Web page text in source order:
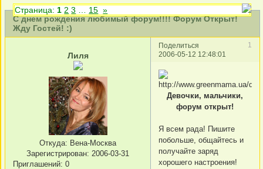
С днем рождения любимый форум!!!! Форум Открыт!
Жду Гостей! :)
Страница: 1 2 3 15 »
Поделиться
1
2006-05-12 12:48:01
Лиля
Откуда: Вена-Москва
Зарегистрирован: 2006-03-31
Приглашений: 0
Девочки, мальчики,
форум открыт!
Я всем рада! Пишите
побольше, общайтесь и
получайте заряд
хорошего настроения!